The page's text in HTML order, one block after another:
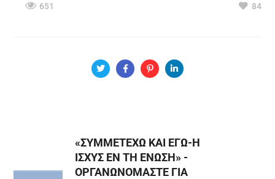
651 84
«ΣΥΜΜΕΤΕΧΩ ΚΑΙ ΕΓΩ-Η
ΙΣΧΥΣ ΕΝ ΤΗ EΝΩΣΗ» -
ΟΡΓΑΝΩΝΟΜΑΣΤΕ ΓΙΑ